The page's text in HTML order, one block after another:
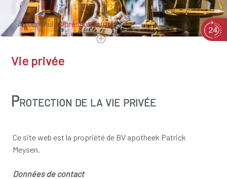
Aujourd'hui A présentfermé
Vie privée
Protection de la vie privée
Ce site web est la propriété de BV apotheek Patrick
Meysen.
Données de contact